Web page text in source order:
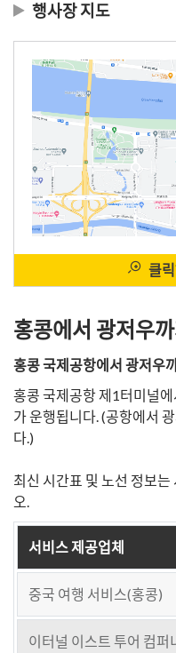
행사장 지도
클
홍콩에서 광저우
홍콩 국제공항에서 광저우
홍콩 국제공항 제1터미널
가 운행됩니다. (공항에서
다.)
최신 시간표 및 노선 정보
오.
서비스 제공업체
중국 여행 서비스(홍콩)
이터널 이스트 투어 컴퍼